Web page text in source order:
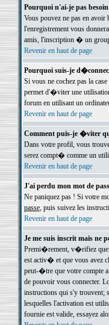
Pourquoi n'ai-je pas
Vous pouvez ne pas en
l'enregistrement vous
amis, l'inscription � un
Revenir en haut de page
Pourquoi suis-je
Si vous ne cochez pas la case
permet d'�viter une
forum en utilisant un
Revenir en haut de page
Comment puis-je �viter
Dans votre profil, vous
serez compt� comme un
Revenir en haut de page
J'ai perdu mon mot de
Ne paniquez pas ! Si votre
passe, puis suivez les
Revenir en haut de page
Je me suis inscrit mais ne
Premi�rement, v�rifiez que
est activ� et que vous avez
peut-�tre que votre compte
de pouvoir vous connecter.
instructions qui s'y trouvent;
lesquelles l'activation est
fournie est valide, essayez